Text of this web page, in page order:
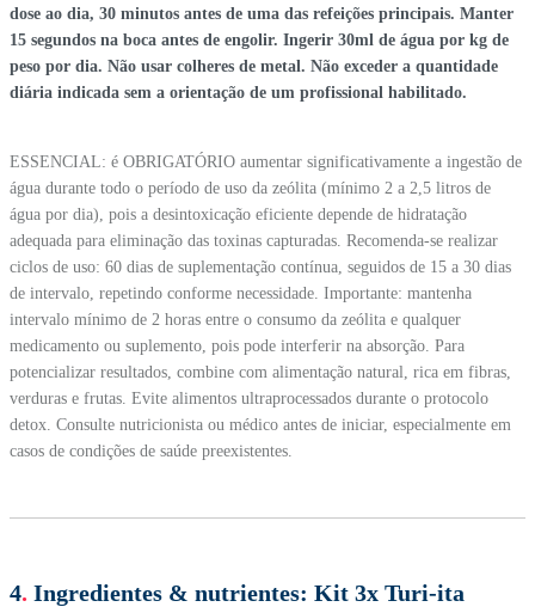
dose ao dia, 30 minutos antes de uma das refeições principais. Manter
15 segundos na boca antes de engolir. Ingerir 30ml de água por kg de
peso por dia. Não usar colheres de metal. Não exceder a quantidade
diária indicada sem a orientação de um profissional habilitado.
ESSENCIAL: é OBRIGATÓRIO aumentar significativamente a ingestão de
água durante todo o período de uso da zeólita (mínimo 2 a 2,5 litros de
água por dia), pois a desintoxicação eficiente depende de hidratação
adequada para eliminação das toxinas capturadas. Recomenda-se realizar
ciclos de uso: 60 dias de suplementação contínua, seguidos de 15 a 30 dias
de intervalo, repetindo conforme necessidade. Importante: mantenha
intervalo mínimo de 2 horas entre o consumo da zeólita e qualquer
medicamento ou suplemento, pois pode interferir na absorção. Para
potencializar resultados, combine com alimentação natural, rica em fibras,
verduras e frutas. Evite alimentos ultraprocessados durante o protocolo
detox. Consulte nutricionista ou médico antes de iniciar, especialmente em
casos de condições de saúde preexistentes.
4. Ingredientes & nutrientes: Kit 3x Turi-ita